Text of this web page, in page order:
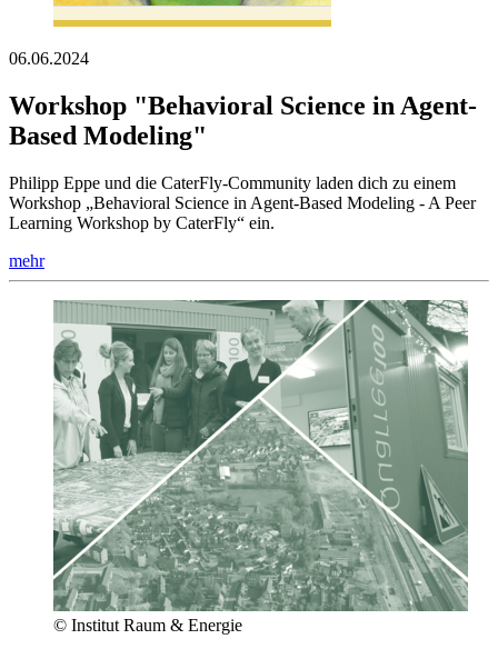
06.06.2024
Workshop "Behavioral Science in Agent-
Based Modeling"
Philipp Eppe und die CaterFly-Community laden dich zu einem
Workshop „Behavioral Science in Agent-Based Modeling - A Peer
Learning Workshop by CaterFly“ ein.
mehr
© Institut Raum & Energie